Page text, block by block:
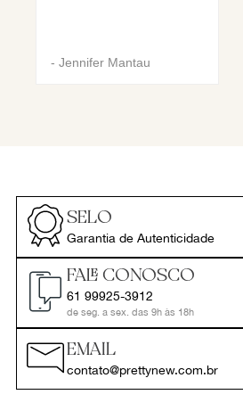
- Jennifer Mantau
SELO
Garantia de Autenticidade
FALE CONOSCO
61 99925-3912
de seg. a sex. das 9h às 18h
EMAIL
contato@prettynew.com.br